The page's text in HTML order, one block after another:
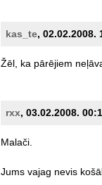
kas_te, 02.02.2008.
Žēl, ka pārējiem
rxx, 03.02.2008.
Malači.
Jums vajag nevis